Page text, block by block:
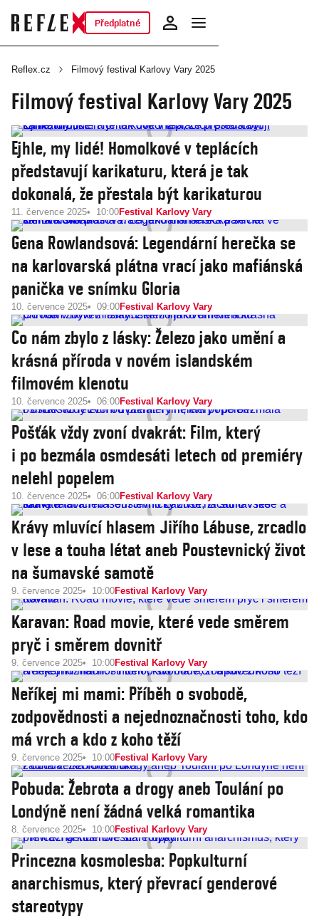
Předplatné
Reflex.cz Filmový festival Karlovy Vary 2025
Filmový festival Karlovy Vary 2025
Ejhle, my lidé! Homolkové v teplácích
představují karikaturu, která je tak
dokonalá, že přestala být karikaturou
11. července 2025 10:00Festival Karlovy Vary
Gena Rowlandsová: Legendární herečka se
na karlovarská plátna vrací jako mafiánská
panička ve snímku Gloria
10. července 2025 09:00Festival Karlovy Vary
Co nám zbylo z lásky: Železo jako umění a
krásná příroda v novém islandském
filmovém klenotu
10. července 2025 06:00Festival Karlovy Vary
Pošťák vždy zvoní dvakrát: Film, který
i po bezmála osmdesáti letech od premiéry
nelehl popelem
10. července 2025 06:00Festival Karlovy Vary
Krávy mluvící hlasem Jiřího Lábuse, zrcadlo
v lese a touha létat aneb Poustevnický život
na šumavské samotě
9. července 2025 10:00Festival Karlovy Vary
Karavan: Road movie, které vede směrem
pryč i směrem dovnitř
9. července 2025 10:00Festival Karlovy Vary
Neříkej mi mami: Příběh o svobodě,
zodpovědnosti a nejednoznačnosti toho, kdo
má vrch a kdo z koho těží
9. července 2025 10:00Festival Karlovy Vary
Pobuda: Žebrota a drogy aneb Toulání po
Londýně není žádná velká romantika
8. července 2025 10:00Festival Karlovy Vary
Princezna kosmolesba: Popkulturní
anarchismus, který převrací genderové
stareotypy